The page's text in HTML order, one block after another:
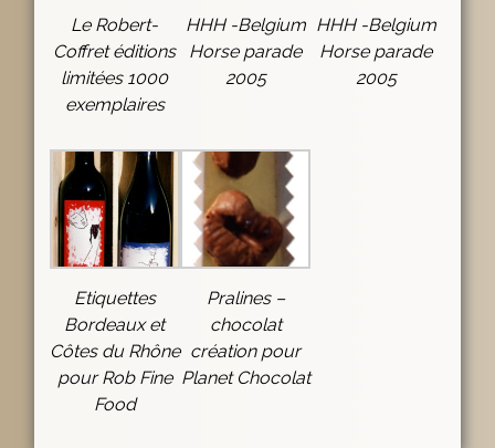
Le Robert-
Coffret éditions
limitées 1000
exemplaires
HHH -Belgium
Horse parade
2005
HHH -Belgium
Horse parade
2005
Etiquettes
Bordeaux et
Côtes du Rhône
pour Rob Fine
Food
Pralines –
chocolat
création pour
Planet Chocolat